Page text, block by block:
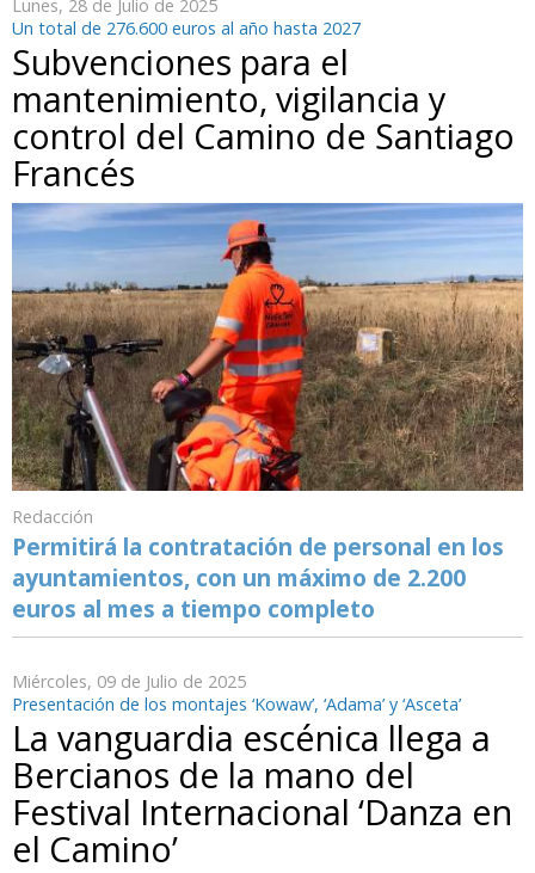
Lunes, 28 de Julio de 2025
Un total de 276.600 euros al año hasta 2027
Subvenciones para el
mantenimiento, vigilancia y
control del Camino de Santiago
Francés
Redacción
Permitirá la contratación de personal en los
ayuntamientos, con un máximo de 2.200
euros al mes a tiempo completo
Miércoles, 09 de Julio de 2025
Presentación de los montajes ‘Kowaw’, ‘Adama’ y ‘Asceta’
La vanguardia escénica llega a
Bercianos de la mano del
Festival Internacional ‘Danza en
el Camino’